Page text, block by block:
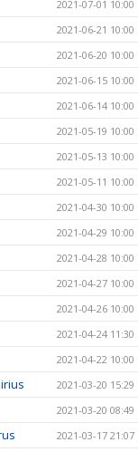
2021-07-01 10:00
2021-06-21 10:00
2021-06-20 10:00
2021-06-15 10:00
2021-06-14 10:00
2021-05-19 10:00
2021-05-13 10:00
2021-05-11 10:00
2021-04-30 10:00
2021-04-29 10:00
2021-04-28 10:00
2021-04-27 10:00
2021-04-26 10:00
2021-04-24 11:30
2021-04-22 10:00
2021-03-20 15:29
2021-03-20 08:49
2021-03-17 21:07